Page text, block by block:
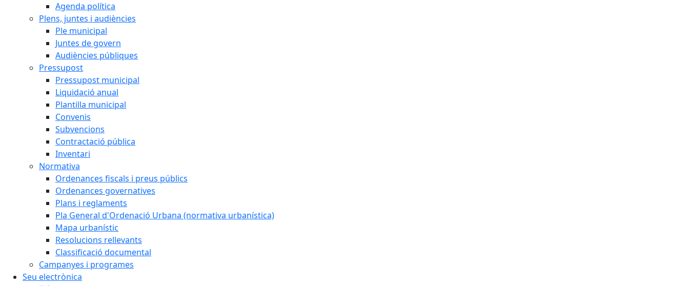
Agenda política
Plens, juntes i audiències
Ple municipal
Juntes de govern
Audiències públiques
Pressupost
Pressupost municipal
Liquidació anual
Plantilla municipal
Convenis
Subvencions
Contractació pública
Inventari
Normativa
Ordenances fiscals i preus públics
Ordenances governatives
Plans i reglaments
Pla General d'Ordenació Urbana (normativa urbanística)
Mapa urbanístic
Resolucions rellevants
Classificació documental
Campanyes i programes
Seu electrònica